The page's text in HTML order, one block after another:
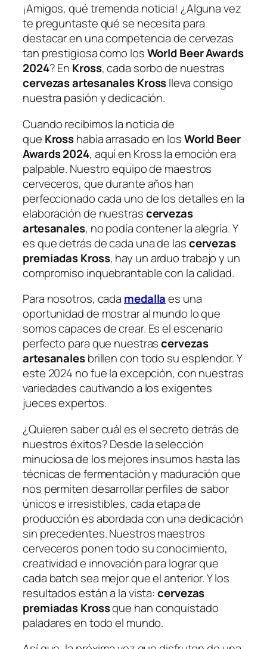
¡Amigos, qué tremenda noticia! ¿Alguna vez
te preguntaste qué se necesita para
destacar en una competencia de cervezas
tan prestigiosa como losWorld Beer Awards
2024? En Kross, cada sorbo de nuestras
cervezas artesanales Krosslleva consigo
nuestra pasión y dedicación.
Cuando recibimos la noticia de
que Krosshabía arrasado en losWorld Beer
Awards 2024, aquí en Kross la emoción era
palpable. Nuestro equipo de maestros
cerveceros, que durante años han
perfeccionado cada uno de los detalles en la
elaboración de nuestrascervezas
artesanales, no podía contener la alegría. Y
es que detrás de cada una de lascervezas
premiadas Kross, hay un arduo trabajo y un
compromiso inquebrantable con la calidad.
Para nosotros, cada medalla es una
oportunidad de mostrar al mundo lo que
somos capaces de crear. Es el escenario
perfecto para que nuestrascervezas
artesanalesbrillen con todo su esplendor. Y
este 2024 no fue la excepción, con nuestras
variedades cautivando a los exigentes
jueces expertos.
¿Quieren saber cuál es el secreto detrás de
nuestros éxitos? Desde la selección
minuciosa de los mejores insumos hasta las
técnicas de fermentación y maduración que
nos permiten desarrollar perfiles de sabor
únicos e irresistibles, cada etapa de
producción es abordada con una dedicación
sin precedentes. Nuestros maestros
cerveceros ponen todo su conocimiento,
creatividad e innovación para lograr que
cada batch sea mejor que el anterior. Y los
resultados están a la vista:cervezas
premiadas Krossque han conquistado
paladares en todo el mundo.